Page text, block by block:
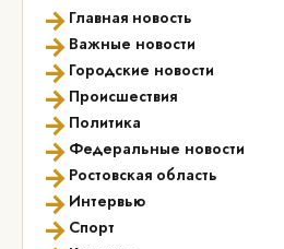
→ Главная новость
→ Важные новости
→ Городские новости
→ Происшествия
→ Политика
→ Федеральные новости
→ Ростовская область
→ Интервью
→ Спорт